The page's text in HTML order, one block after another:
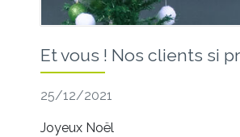
Et vous ! Nos clients si
25/12/2021
Joyeux Noël